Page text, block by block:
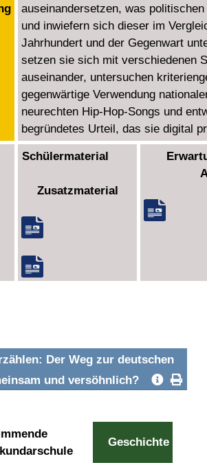
auseinandersetzen, was
und inwiefern sich dieser im
Jahrhundert und der Gegenwart
setzen sie sich mit verschiedenen
auseinander, untersuchen
gegenwärtige Verwendung
neurechten Hip-Hop-Songs und
begründetes Urteil, das sie digital
Schülermaterial
Zusatzmaterial
Der Weg zur deutschen
und versöhnlich?
Geschichte